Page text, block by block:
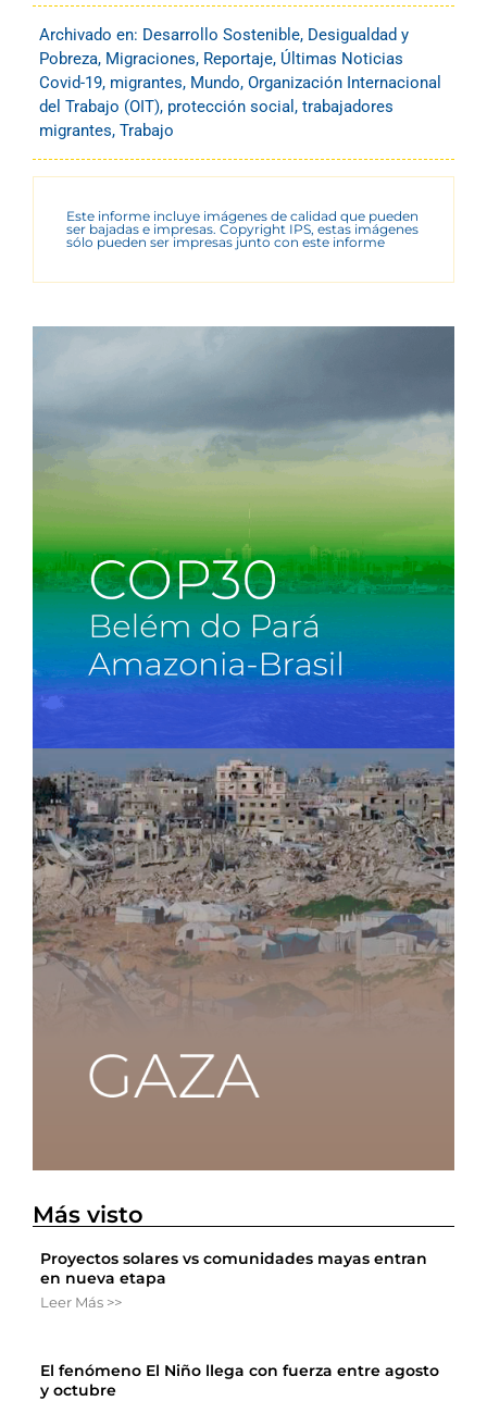
Archivado en: Desarrollo Sostenible, Desigualdad y
Pobreza, Migraciones, Reportaje, Últimas Noticias
Covid-19, migrantes, Mundo, Organización Internacional
del Trabajo (OIT), protección social , trabajadores
migrantes, Trabajo
Este informe incluye imágenes de calidad que pueden
ser bajadas e impresas. Copyright IPS, estas imágenes
sólo pueden ser impresas junto con este informe
Más visto
Proyectos solares vs comunidades mayas entran
en nueva etapa
Leer Más >>
El fenómeno El Niño llega con fuerza entre agosto
y octubre